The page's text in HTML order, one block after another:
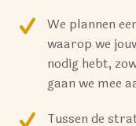
We plannen
waarop we
nodig hebt,
gaan we mee
Tussen de